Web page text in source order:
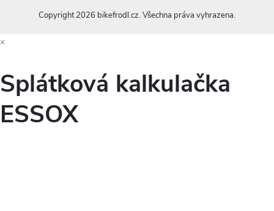
Copyright 2026 bikefrodl.cz. Všechna práva vyhrazena.
×
Splátková kalkulačka
ESSOX